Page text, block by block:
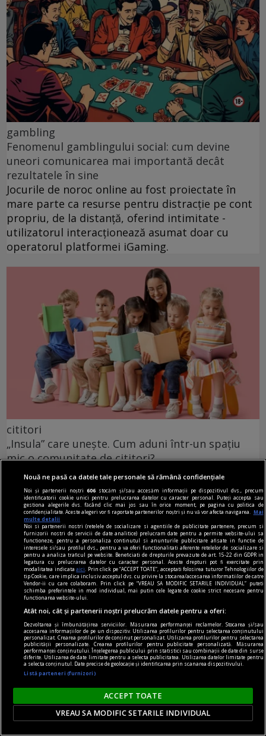
gambling
Fenomenul gamblingului social: cum devine
uneori comunicarea mai importantă decât
rezultatele în sine
Jocurile de noroc online au fost proiectate în
mare parte ca resurse pentru distracție pe cont
propriu, de la distanță, oferind intimitate -
utilizatorul interacționează asumat doar cu
operatorul platformei iGaming.
cititori
„Insula” care unește. Cum aduni într-un spațiu
mic o comunitate de cititori?
O comunitate de cititori nu are nevoie de o sală
mare sau de bugete generoase. Are nevoie de
intenție clară, organizare și cărți potrivite.
Tipuri de skateboard-uri: Ce model să alegi?
Vrei să te plimbi prin oraș mai rapid, să înveți
Nouă ne pasă ca datele tale personale să rămână confidențiale
Noi și partenerii noștri606 stocăm și/sau accesăm informații pe dispozitivul dvs., precum
identificatorii cookie unici pentru prelucrarea datelor cu caracter personal. Puteți accepta sau
gestiona alegerile dvs. făcând clic mai jos sau în orice moment, pe pagina cu politica de
confidențialitate. Aceste alegeri vor fi raportate partenerilor noștri și nu vă vor afecta navigarea.
Mai
multe detalii
Noi si partenerii nostri (retelele de socializare si agentiile de publicitate partenere, precum si
furnizorii nostri de servicii de date analitice) prelucram date pentru a permite website-ului sa
functioneze, pentru a personaliza continutul si anunturile publicitare afisate in functie de
interesele si/sau profilul dvs., pentru a va oferi functionalitati aferente retelelor de socializare si
pentru a analiza traficul pe website. Beneficiati de drepturile prevazute de art. 15-22 din GDPR in
legatura cu prelucrarea datelor cu caracter personal. Aceste drepturi pot fi exercitate prin
modalitatea indicataaici
. Prin click pe “ACCEPT TOATE”, acceptati folosirea tuturor Tehnologiilor de
tip Cookie, care implica inclusiv acceptul dvs. cu privire la stocarea/accesarea informatiilor de catre
Vendor-ii cu care colaboram. Prin click pe “VREAU SA MODIFIC SETARILE INDIVIDUAL” puteti
schimba preferintele in mod individual, mai putin cele legate de cookie strict necesare pentru
functionarea website-ului.
Atât noi, cât și partenerii noștri prelucrăm datele pentru a oferi:
Dezvoltarea și îmbunătățirea serviciilor. Măsurarea performanței reclamelor. Stocarea și/sau
accesarea informațiilor de pe un dispozitiv. Utilizarea profilurilor pentru selectarea conținutului
personalizat. Crearea profilurilor de conținut personalizat. Utilizarea profilurilor pentru selectarea
publicității personalizate. Crearea profilurilor pentru publicitate personalizată. Măsurarea
performanței conținutului. Înțelegerea publicului prin statistici sau combinații de date din surse
diferite. Utilizarea de date limitate pentru a selecta publicitatea. Utilizarea datelor limitate pentru
a selecta conținutul. Date precise de geolocație și identificarea prin scanarea dispozitivului.
Listă parteneri (furnizori)
ACCEPT TOATE
VREAU SA MODIFIC SETARILE INDIVIDUAL